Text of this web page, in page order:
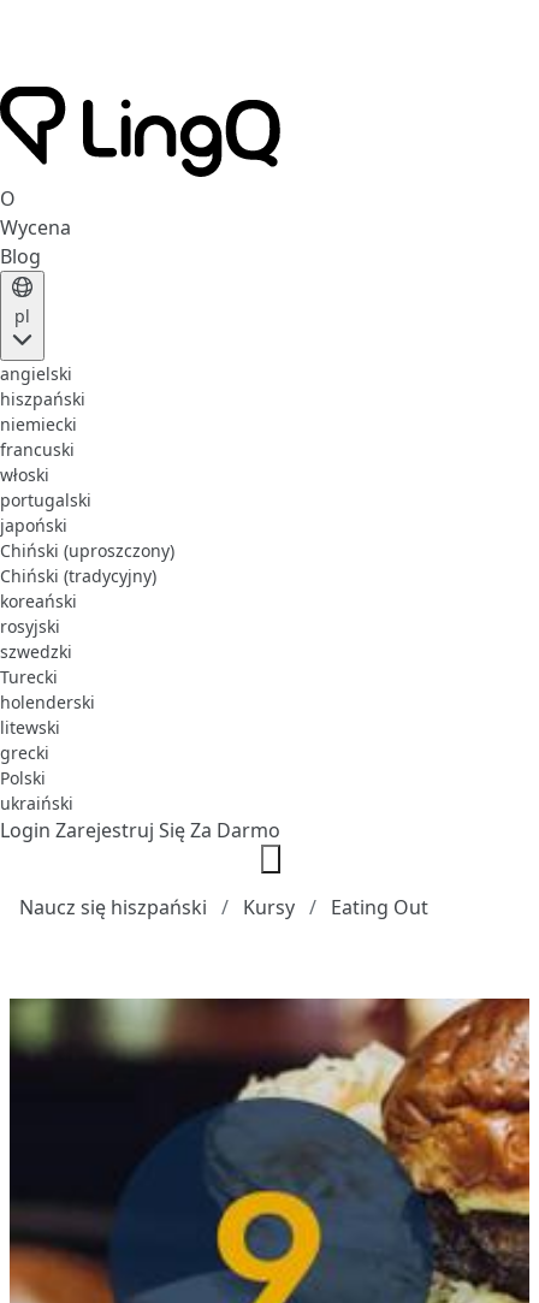
O
Wycena
Blog
pl
angielski
hiszpański
niemiecki
francuski
włoski
portugalski
japoński
Chiński (uproszczony)
Chiński (tradycyjny)
koreański
rosyjski
szwedzki
Turecki
holenderski
litewski
grecki
Polski
ukraiński
Login Zarejestruj Się Za Darmo
Naucz się hiszpański Kursy Eating Out